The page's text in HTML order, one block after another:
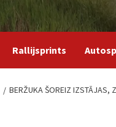
Rallijsprints
BERŽUKA ŠOREIZ IZSTĀJAS,